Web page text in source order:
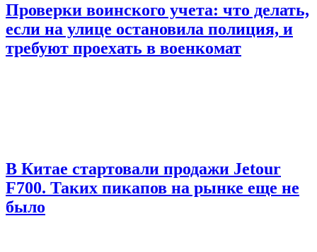
Проверки воинского учета: что делать,
если на улице остановила полиция, и
требуют проехать в военкомат
В Китае стартовали продажи Jetour
F700. Таких пикапов на рынке еще не
было